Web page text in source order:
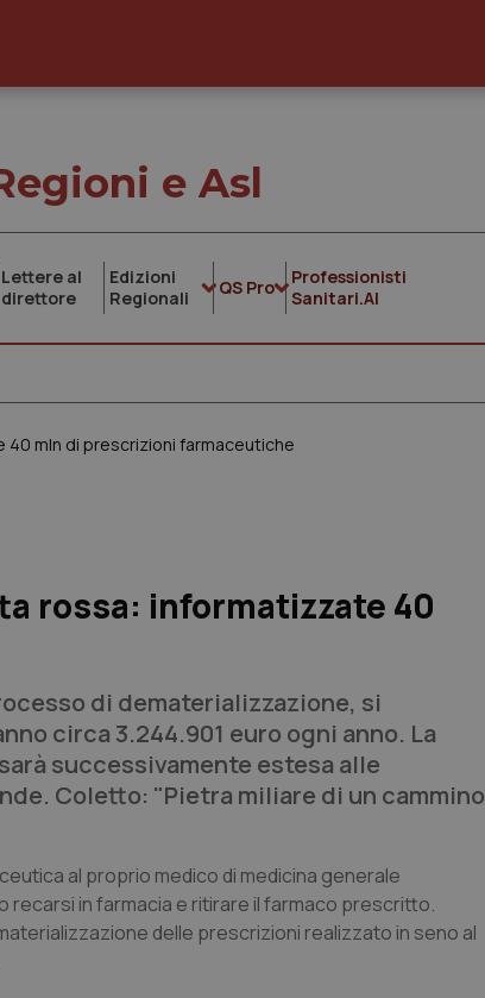
e Asl
Lettere al
direttore
Edizioni
Regionali
QS Pro
Professionisti
Sanitari.AI
40 mln di prescrizioni farmaceutiche
rossa: informatizzate 40
di dematerializzazione, si
circa 3.244.901 euro ogni anno. La
successivamente estesa alle
Coletto: "Pietra miliare di un cammino
al proprio medico di medicina generale
recarsi in farmacia e ritirare il farmaco prescritto.
delle prescrizioni realizzato in seno al